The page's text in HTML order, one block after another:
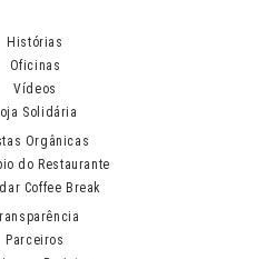
Histórias
Oficinas
Vídeos
Solidária
Orgânicas
do Restaurante
Coffee Break
Parceiros